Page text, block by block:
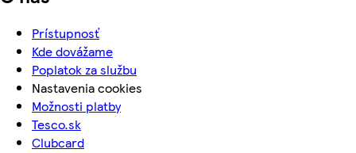
Prístupnosť
Kde dovážame
Poplatok za službu
Nastavenia cookies
Možnosti platby
Tesco.sk
Clubcard